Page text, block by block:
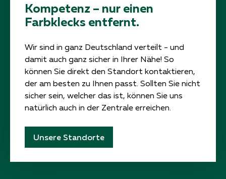
Kompetenz – nur einen
Farbklecks entfernt.
Wir sind in ganz Deutschland verteilt - und
damit auch ganz sicher in Ihrer Nähe! So
können Sie direkt den Standort kontaktieren,
der am besten zu Ihnen passt. Sollten Sie nicht
sicher sein, welcher das ist, können Sie uns
natürlich auch in der Zentrale erreichen.
Unsere Standorte